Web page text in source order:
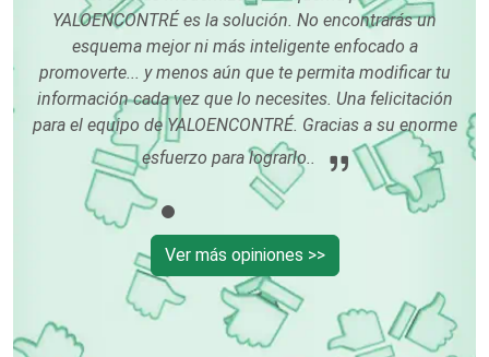
Centros Turísticos
Cerrajerías
Cibercafés
Clínicas de Belleza
Clínicas de Rehabilitación
YALOENCONTRÉ es la solución. No encontrarás un
esquema mejor ni más inteligente enfocado a
promoverte... y menos aún que te permita modificar tu
información cada vez que lo necesites. Una felicitación
para el equipo de YALOENCONTRÉ. Gracias a su enorme
esfuerzo para lograrlo..
Ver más opiniones >>